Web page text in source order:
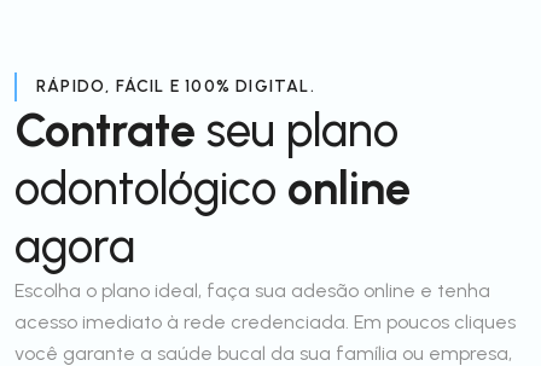
RÁPIDO, FÁCIL E 100% DIGITAL.
Contrate seu plano
odontológico online
agora
Escolha o plano ideal, faça sua adesão online e tenha
acesso imediato à rede credenciada. Em poucos cliques
você garante a saúde bucal da sua família ou empresa,